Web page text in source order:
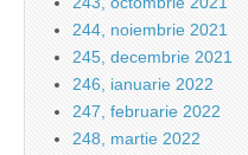
244, noiembrie 2021
245, decembrie 2021
246, ianuarie 2022
247, februarie 2022
248, martie 2022